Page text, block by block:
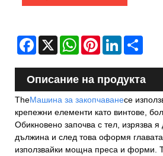
Facebook
X WhatsAppPinterestLinkedIn
Описание на продукта
TheМашина за закопчаванесе
крепежни елементи като винтове,
Обикновено започва с тел, изрязва
дължина и след това оформя главата
използвайки мощна преса и форми.